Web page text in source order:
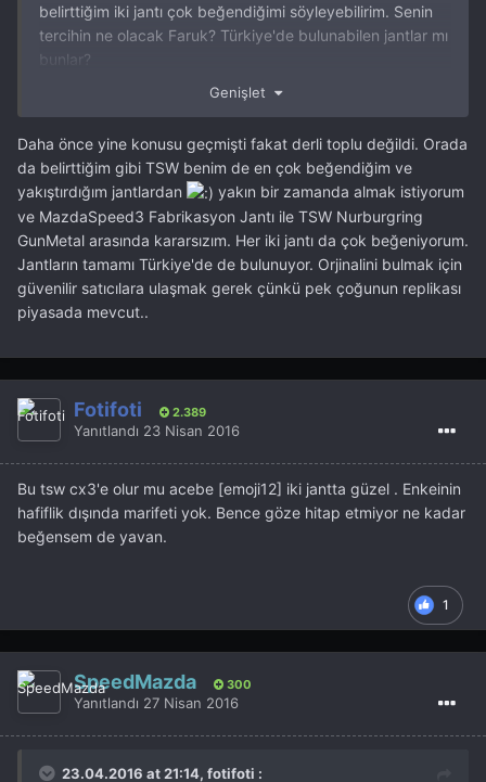
belirttiğim iki jantı çok beğendiğimi söyleyebilirim. Senin
tercihin ne olacak Faruk? Türkiye'de bulunabilen jantlar mı
bunlar?
Genişlet
Daha önce yine konusu geçmişti fakat derli toplu değildi. Orada
da belirttiğim gibi TSW benim de en çok beğendiğim ve
yakıştırdığım jantlardan
yakın bir zamanda almak istiyorum
ve MazdaSpeed3 Fabrikasyon Jantı ile TSW Nurburgring
GunMetal arasında kararsızım. Her iki jantı da çok beğeniyorum.
Jantların tamamı Türkiye'de de bulunuyor. Orjinalini bulmak için
güvenilir satıcılara ulaşmak gerek çünkü pek çoğunun replikası
piyasada mevcut..
Fotifoti 2.389
Yanıtlandı 23 Nisan 2016
Bu tsw cx3'e olur mu acebe [emoji12] iki jantta güzel . Enkeinin
hafiflik dışında marifeti yok. Bence göze hitap etmiyor ne kadar
beğensem de yavan.
1
SpeedMazda 300
Yanıtlandı 27 Nisan 2016
23.04.2016 at 21:14, fotifoti :